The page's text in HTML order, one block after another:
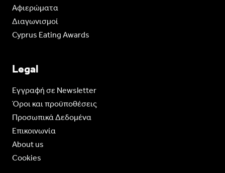
Aφιερώματα
Διαγωνισμοί
Cyprus Eating Awards
Legal
Eγγραφή σε Newsletter
Όροι και προϋποθέσεις
Προσωπικά Δεδομένα
Επικοινωνία
About us
Cookies